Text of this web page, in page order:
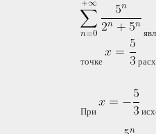
точке
При